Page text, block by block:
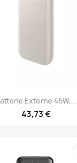
Externe 45W,...
43,73 €